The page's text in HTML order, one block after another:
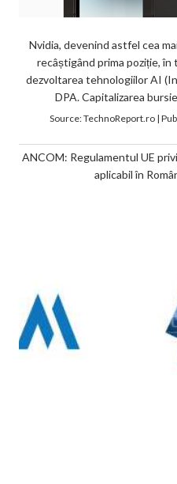
Nvidia, devenind astfel cea
recâștigând prima poziție,
dezvoltarea tehnologiilor AI
DPA. Capitalizarea
Source:TechnoReport.ro|
ANCOM: Regulamentul UE
aplicabil în